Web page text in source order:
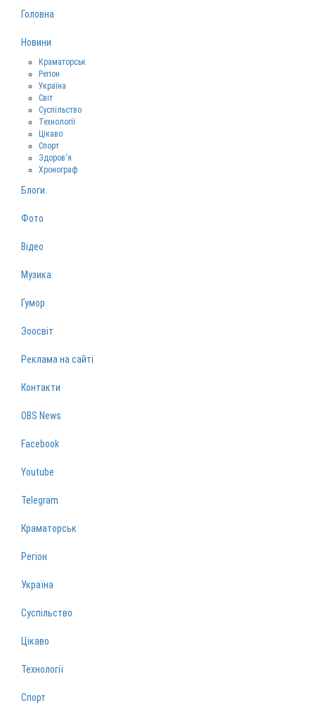
Головна
Новини
Краматорськ
Регіон
Україна
Світ
Суспільство
Технології
Цікаво
Спорт
Здоров‘я
Хронограф
Блоги
Фото
Відео
Музика
Гумор
Зоосвіт
Реклама на сайті
Контакти
OBS News
Facebook
Youtube
Telegram
Краматорськ
Регіон
Україна
Суспільство
Цікаво
Технології
Спорт